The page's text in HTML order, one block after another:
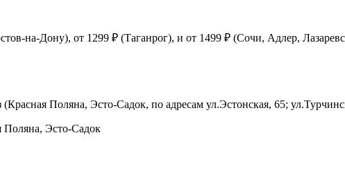
на-Дону), от 1299 ₽ (Таганрог), и от 1499 ₽ (Сочи, Адлер,
Поляна, Эсто-Садок, по адресам ул.Эстонская, 65;
Поляна, Эсто-Садок